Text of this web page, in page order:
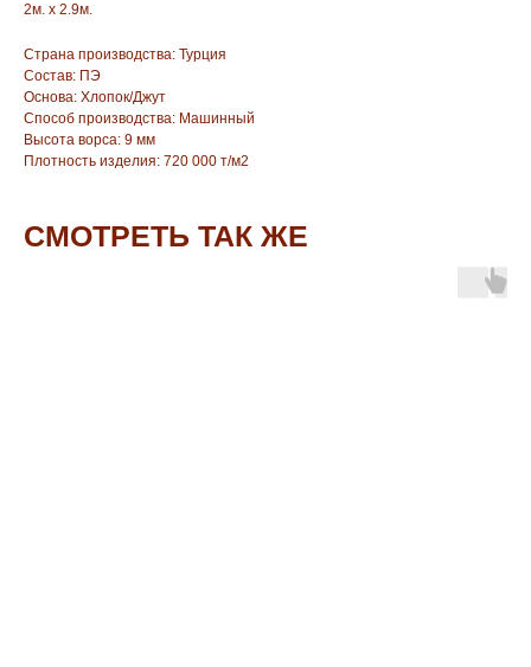
2м. х 2.9м.
Страна производства: Турция
Состав: ПЭ
Основа: Хлопок/Джут
Способ производства: Машинный
Высота ворса: 9 мм
Плотность изделия: 720 000 т/м2
СМОТРЕТЬ ТАК ЖЕ